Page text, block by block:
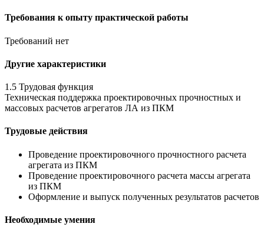
Требования к опыту практической работы
Требований нет
Другие характеристики
1.5 Трудовая функция
Техническая поддержка проектировочных прочностных и
массовых расчетов агрегатов ЛА из ПКМ
Трудовые действия
Проведение проектировочного прочностного расчета
агрегата из ПКМ
Проведение проектировочного расчета массы агрегата
из ПКМ
Оформление и выпуск полученных результатов расчетов
Необходимые умения